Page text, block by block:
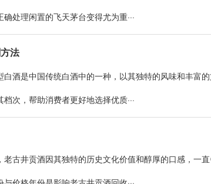
处理闲置的飞天茅台变得尤为重···
法
酒是中国传统白酒中的一种，以其独特的风味和丰富
次，帮助消费者更好地选择优质···
古井贡酒因其独特的历史文化价值和醇厚的口感，一